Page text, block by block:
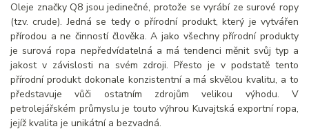
Oleje značky Q8 jsou jedinečné, protože se vyrábí ze surové ropy
(tzv. crude). Jedná se tedy o přírodní produkt, který je vytvářen
přírodou a ne činností člověka. A jako všechny přírodní produkty
je surová ropa nepředvídatelná a má tendenci měnit svůj typ a
jakost v závislosti na svém zdroji. Přesto je v podstatě tento
přírodní produkt dokonale konzistentní a má skvělou kvalitu, a to
představuje vůči ostatním zdrojům velikou výhodu. V
petrolejářském průmyslu je touto výhrou Kuvajtská exportní ropa,
jejíž kvalita je unikátní a bezvadná.